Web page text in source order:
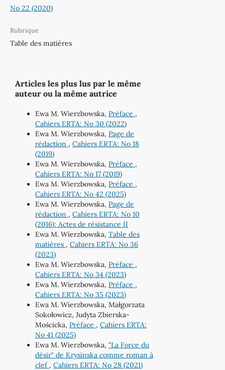
No 22 (2020)
Rubrique
Table des matières
Articles les plus lus par le même
auteur ou la même autrice
Ewa M. Wierzbowska, Préface ,
Cahiers ERTA: No 30 (2022)
Ewa M. Wierzbowska, Page de
rédaction , Cahiers ERTA: No 18
(2019)
Ewa M. Wierzbowska, Préface ,
Cahiers ERTA: No 17 (2019)
Ewa M. Wierzbowska, Préface ,
Cahiers ERTA: No 42 (2025)
Ewa M. Wierzbowska, Page de
rédaction , Cahiers ERTA: No 10
(2016): Actes de résistance II
Ewa M. Wierzbowska, Table des
matières , Cahiers ERTA: No 36
(2023)
Ewa M. Wierzbowska, Préface ,
Cahiers ERTA: No 34 (2023)
Ewa M. Wierzbowska, Préface ,
Cahiers ERTA: No 35 (2023)
Ewa M. Wierzbowska, Małgorzata
Sokołowicz, Judyta Zbierska-
Mościcka, Préface , Cahiers ERTA:
No 41 (2025)
Ewa M. Wierzbowska, "La Force du
désir" de Krysinska comme roman à
clef , Cahiers ERTA: No 28 (2021)